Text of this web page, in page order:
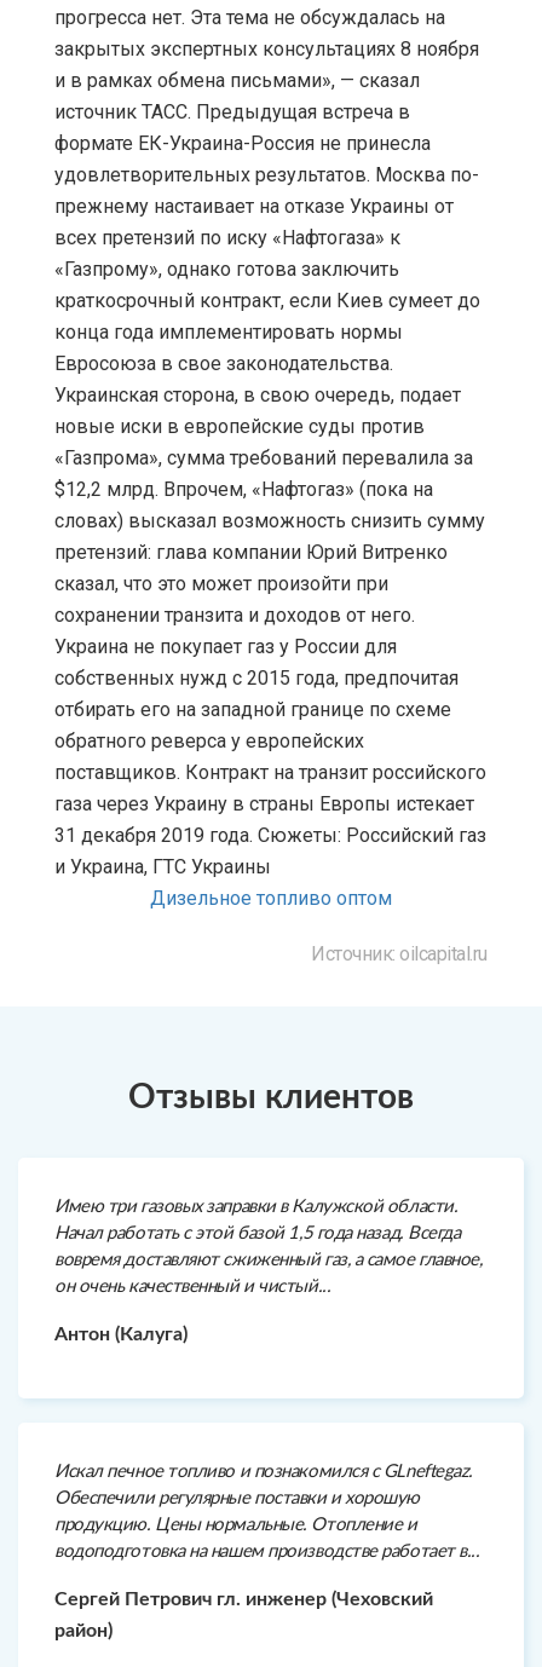
прогресса нет. Эта тема не обсуждалась на
закрытых экспертных консультациях 8 ноября
и в рамках обмена письмами», — сказал
источник ТАСС. Предыдущая встреча в
формате ЕК-Украина-Россия не принесла
удовлетворительных результатов. Москва по-
прежнему настаивает на отказе Украины от
всех претензий по иску «Нафтогаза» к
«Газпрому», однако готова заключить
краткосрочный контракт, если Киев сумеет до
конца года имплементировать нормы
Евросоюза в свое законодательства.
Украинская сторона, в свою очередь, подает
новые иски в европейские суды против
«Газпрома», сумма требований перевалила за
$12,2 млрд. Впрочем, «Нафтогаз» (пока на
словах) высказал возможность снизить сумму
претензий: глава компании Юрий Витренко
сказал, что это может произойти при
сохранении транзита и доходов от него.
Украина не покупает газ у России для
собственных нужд с 2015 года, предпочитая
отбирать его на западной границе по схеме
обратного реверса у европейских
поставщиков. Контракт на транзит российского
газа через Украину в страны Европы истекает
31 декабря 2019 года. Сюжеты: Российский газ
и Украина, ГТС Украины
Дизельное топливо оптом
Источник: oilcapital.ru
Отзывы клиентов
Имею три газовых заправки в Калужской области.
Начал работать с этой базой 1,5 года назад. Всегда
вовремя доставляют сжиженный газ, а самое главное,
он очень качественный и чистый...
Антон (Калуга)
Искал печное топливо и познакомился с GLneftegaz.
Обеспечили регулярные поставки и хорошую
продукцию. Цены нормальные. Отопление и
водоподготовка на нашем производстве работает в...
Сергей Петрович гл. инженер (Чеховский
район)